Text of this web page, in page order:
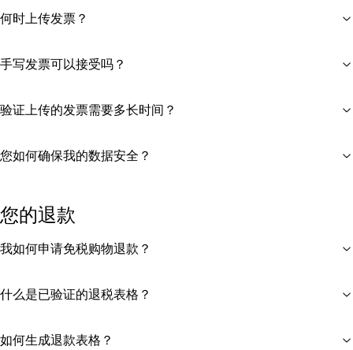
何时上传发票？
手写发票可以接受吗？
验证上传的发票需要多长时间？
您如何确保我的数据安全？
您的退款
我如何申请免税购物退款？
什么是已验证的退税表格？
如何生成退款表格？